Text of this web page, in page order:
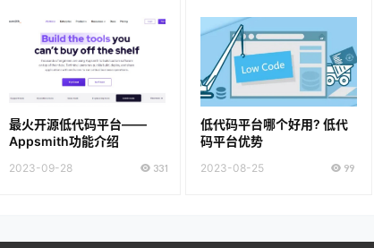
最火开源低代码平台——
Appsmith功能介绍
2023-09-28 331
低代码平台哪个好用? 低代
码平台优势
2023-08-25 99